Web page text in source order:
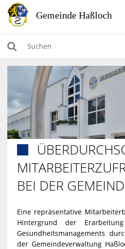
RATHAUS
LEBEN IN HASSLOCH
BILDUNG & KULTUR
WIRTSCHAFTEN, BAUEN,
TOURISMUS
Suchen
BEI DER
Eine repräsentative
Hintergrund der
Gesundheitsmanagements
der Gemeindeverwaltung